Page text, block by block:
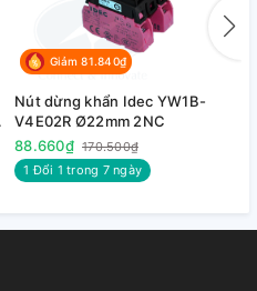
Giảm 81.840₫
Nút dừng khẩn Idec YW1B-
V4E02R Ø22mm 2NC
88.660₫ 170.500₫
1 Đổi 1 trong 7 ngày